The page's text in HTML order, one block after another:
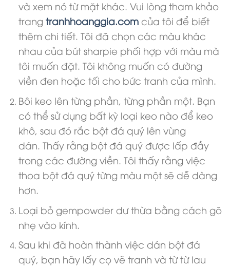
và xem nó từ mặt khác. Vui lòng tham khảo
trang tranhhoanggia.comcủa tôi để biết
thêm chi tiết. Tôi đã chọn các màu khác
nhau của bút sharpie phối hợp với màu mà
tôi muốn đặt. Tôi không muốn có đường
viền đen hoặc tối cho bức tranh của mình.
Bôi keo lên từng phần, từng phần một. Bạn
có thể sử dụng bất kỳ loại keo nào để keo
khô, sau đó rắc bột đá quý lên vùng
dán. Thấy rằng bột đá quý được lấp đầy
trong các đường viền. Tôi thấy rằng việc
thoa bột đá quý từng màu một sẽ dễ dàng
hơn.
Loại bỏ gempowder dư thừa bằng cách gõ
nhẹ vào kính.
Sau khi đã hoàn thành việc dán bột đá
quý, bạn hãy lấy cọ vẽ tranh và từ từ lau